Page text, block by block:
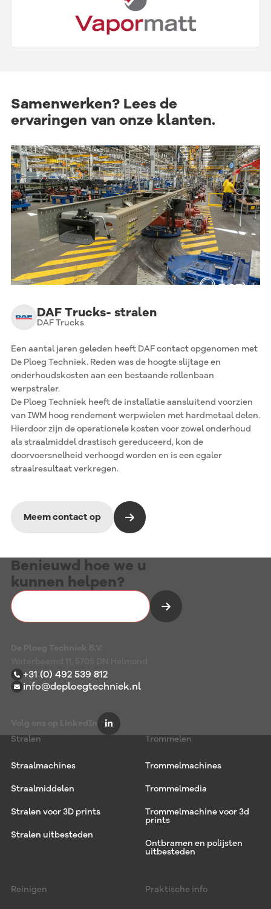
Samenwerken? Lees de
ervaringen van onze klanten.
DAF Trucks- stralen
DAF Trucks
Een aantal jaren geleden heeft DAF contact opgenomen met
De Ploeg Techniek. Reden was de hoogte slijtage en
onderhoudskosten aan een bestaande rollenbaan
werpstraler.
De Ploeg Techniek heeft de installatie aansluitend voorzien
van IWM hoog rendement werpwielen met hardmetaal delen.
Hierdoor zijn de operationele kosten voor zowel onderhoud
als straalmiddel drastisch gereduceerd, kon de
doorvoersnelheid verhoogd worden en is een egaler
straalresultaat verkregen.
Meem contact op
Benieuwd hoe we u
kunnen helpen?
+31 (0) 492 539 812
info@deploegtechniek.nl
Stralen
Straalmachines
Straalmiddelen
Stralen voor 3D prints
Stralen uitbesteden
Trommelen
Trommelmachines
Trommelmedia
Trommelmachine voor 3d
prints
Ontbramen en polijsten
uitbesteden
Reinigen Praktische info